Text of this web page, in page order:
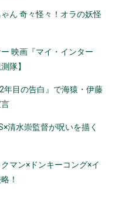
ん 奇々怪々！オラの妖怪
映画『マイ・インター
隊】
年目の告白』で海猿・伊藤
清水崇監督が呪いを描く
マン×ドンキーコング×イ
！